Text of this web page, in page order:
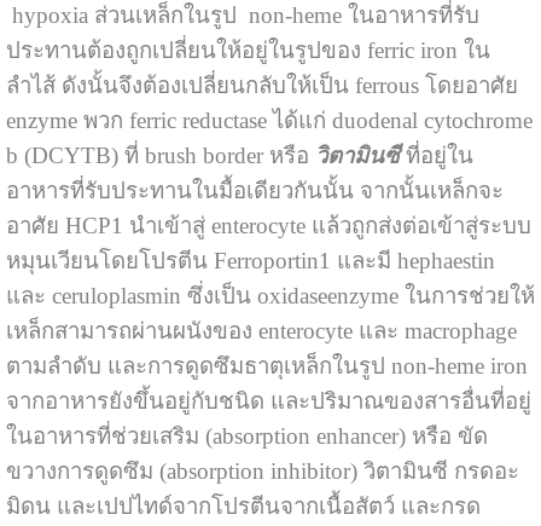
hypoxia ส่วนเหล็กในรูป non-heme ในอาหารที่รับ
ประทานต้องถูกเปลี่ยนให้อยู่ในรูปของ ferric iron ใน
ลำไส้ ดังนั้นจึงต้องเปลี่ยนกลับให้เป็น ferrous โดยอาศัย
enzyme พวก ferric reductase ได้แก่ duodenal cytochrome
b (DCYTB) ที่ brush border หรือ วิตามินซี ที่อยู่ใน
อาหารที่รับประทานในมื้อเดียวกันนั้น จากนั้นเหล็กจะ
อาศัย HCP1 นำเข้าสู่ enterocyte แล้วถูกส่งต่อเข้าสู่ระบบ
หมุนเวียนโดยโปรตีน Ferroportin1 และมี hephaestin
และ ceruloplasmin ซึ่งเป็น oxidaseenzyme ในการช่วยให้
เหล็กสามารถผ่านผนังของ enterocyte และ macrophage
ตามลำดับ และการดูดซึมธาตุเหล็กในรูป non-heme iron
จากอาหารยังขึ้นอยู่กับชนิด และปริมาณของสารอื่นที่อยู่
ในอาหารที่ช่วยเสริม (absorption enhancer) หรือ ขัด
ขวางการดูดซึม (absorption inhibitor) วิตามินซี กรดอะ
มิดน และเปปไทด์จากโปรตีนจากเนื้อสัตว์ และกรด